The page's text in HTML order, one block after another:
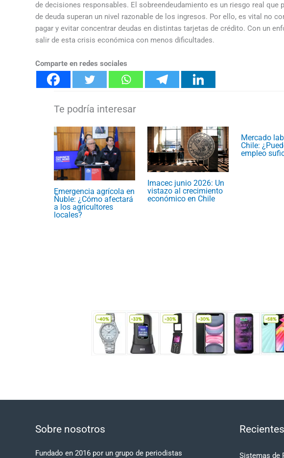
de decisiones responsables. El sobreendeudamiento es un riesgo real que
de deuda superan un nivel razonable de los ingresos. Por ello, es vital no
pagar y evitar concentrar deudas en distintas tarjetas de crédito. Con un
salir de esta crisis económica con menos dificultades.
Comparte en redes sociales
Emergencia agrícola en
Ñuble: ¿Cómo afectará
a los agricultores
locales?
Imacec junio 2026: Un
vistazo al crecimiento
económico en Chile
Mercado
Chile:
empleo
Sobre nosotros
Fundado en 2016 por un grupo de periodistas
Recientes
Sistemas de